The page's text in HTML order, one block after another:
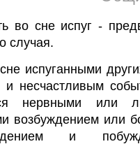
во сне испуг -
случая.
испуганными
и несчастливым
нервными или
возбуждением или
и